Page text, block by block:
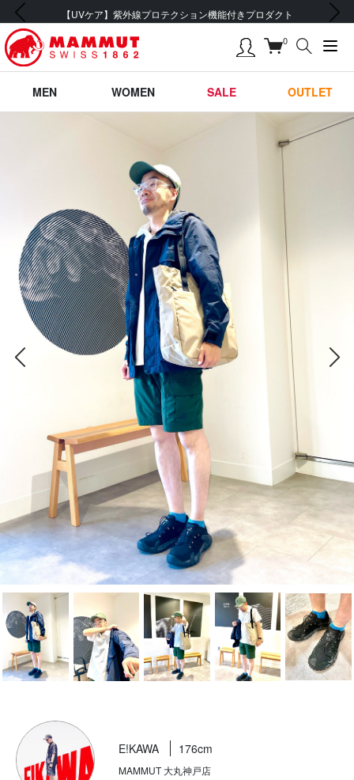
【UVケア】紫外線プロテクション機能付きプロダクト
前の画像 次の画像
0
MEN WOMEN SALE OUTLET
前の画像
E!KAWA 176cm
MAMMUT 大丸神戸店